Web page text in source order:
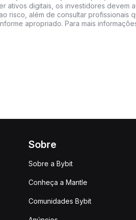
ativos digitais, os investidores devem
risco, além de consultar profissionais
apropriado. Para mais
Sobre
Sobre a Bybit
Conheça a Mantle
Comunidades Bybit